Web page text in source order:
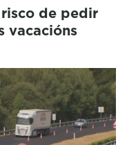
de pedir
vacacións